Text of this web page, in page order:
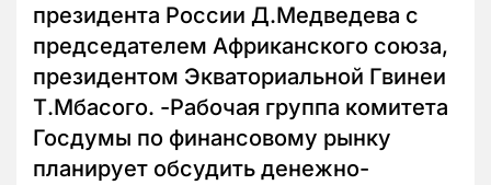
президента России Д.Медведева с
председателем Африканского союза,
президентом Экваториальной Гвинеи
Т.Мбасого. -Рабочая группа комитета
Госдумы по финансовому рынку
планирует обсудить денежно-